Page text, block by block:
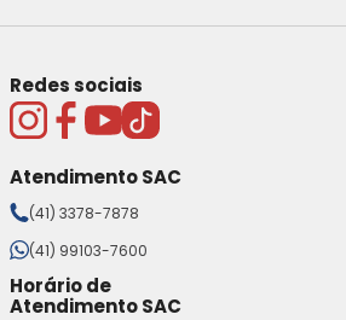
Redes sociais
Atendimento SAC
(41) 3378-7878
(41) 99103-7600
Horário de
Atendimento SAC